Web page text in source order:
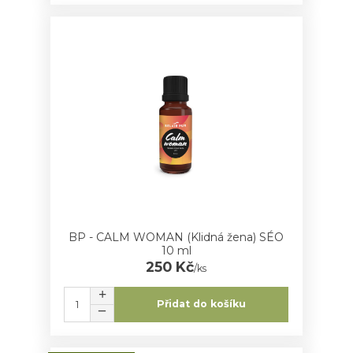
BP - CALM WOMAN (Klidná žena) SÉO
10 ml
250 Kč/ks
Přidat do košíku